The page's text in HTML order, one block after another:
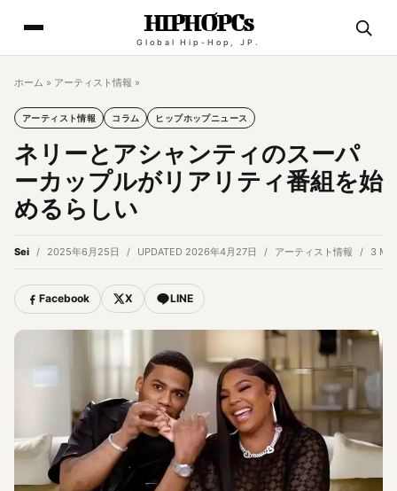
HIPHOPCs
Global Hip-Hop, JP.
ホーム » アーティスト情報 »
アーティスト情報 コラム ヒップホップニュース
ネリーとアシャンティのスーパ
ーカップルがリアリティ番組を始
めるらしい
Sei 2025年6月25日 UPDATED 2026年4月27日 アーティスト情報 3
Facebook X LINE